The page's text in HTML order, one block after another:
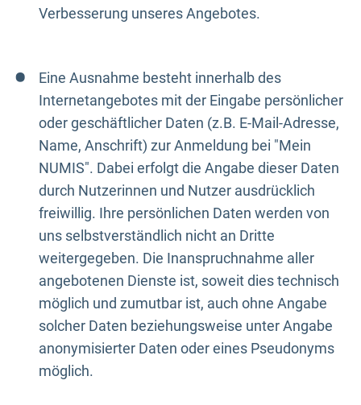
Verbesserung unseres Angebotes.
Eine Ausnahme besteht innerhalb des
Internetangebotes mit der Eingabe persönlicher
oder geschäftlicher Daten (z.B. E-Mail-Adresse,
Name, Anschrift) zur Anmeldung bei "Mein
NUMIS". Dabei erfolgt die Angabe dieser Daten
durch Nutzerinnen und Nutzer ausdrücklich
freiwillig. Ihre persönlichen Daten werden von
uns selbstverständlich nicht an Dritte
weitergegeben. Die Inanspruchnahme aller
angebotenen Dienste ist, soweit dies technisch
möglich und zumutbar ist, auch ohne Angabe
solcher Daten beziehungsweise unter Angabe
anonymisierter Daten oder eines Pseudonyms
möglich.